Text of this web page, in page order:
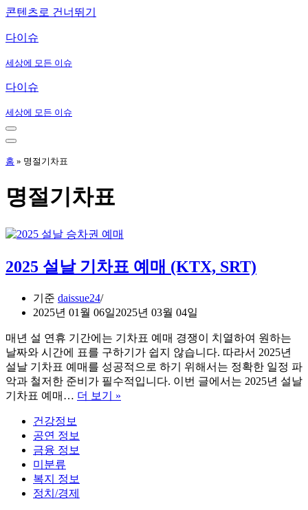
콘텐츠로 건너뛰기
다이슈
세상에 모든 이슈
다이슈
세상에 모든 이슈
내
비
게
메
뉴
내
비
션
메
홈 » 명절기차표
명절기차표
2025 설날 기차표 예매 (KTX, SRT)
기준 daissue24
2025년 01월 06일2025년 03월 04일
매년 설 연휴 기간에는 기차표 예매 경쟁이 치열하여 원하는
날짜와 시간에 표를 구하기가 쉽지 않습니다. 따라서 2025년
설날 기차표 예매를 성공적으로 하기 위해서는 정확한 일정 파
악과 철저한 준비가 필수적입니다. 이번 글에서는 2025년 설날
기차표 예매… 더 보기 »
건강정보
공연 정보
금융 정보
미분류
복지 정보
정치/경제